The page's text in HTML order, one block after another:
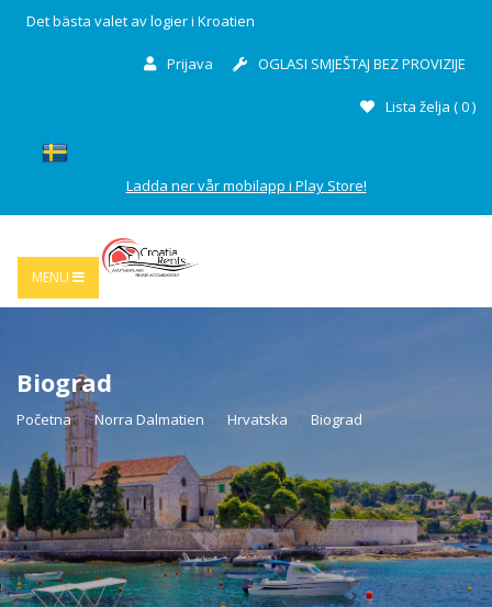
Det bästa valet av logier i Kroatien
Prijava OGLASI SMJEŠTAJ BEZ PROVIZIJE
Lista želja (0)
Ladda ner vår mobilapp i Play Store!
MENU
Biograd
Početna Norra Dalmatien Hrvatska Biograd